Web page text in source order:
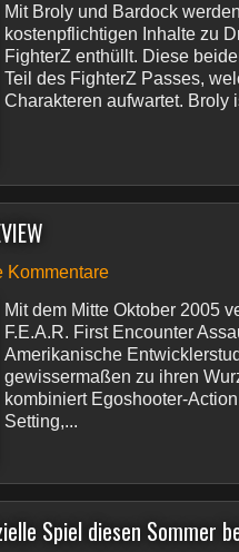
Mit Broly und Bardock
kostenpflichtigen Inhalte zu
FighterZ enthüllt. Diese
Teil des FighterZ Passes,
Charakteren aufwartet. Broly
Kommentare
Mit dem Mitte Oktober 2005
F.E.A.R. First Encounter
Amerikanische
gewissermaßen zu ihren
kombiniert Egoshooter-
Setting,...
Spiel diesen Sommer